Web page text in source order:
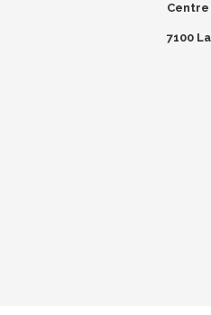
Centre
7100